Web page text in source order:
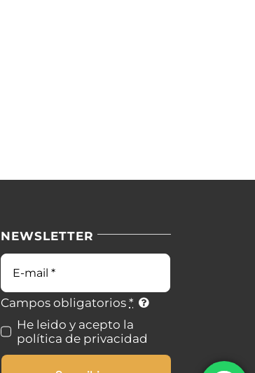
NEWSLETTER
Correo
electrónico
Campos obligatorios*
He leido y acepto la
política de privacidad